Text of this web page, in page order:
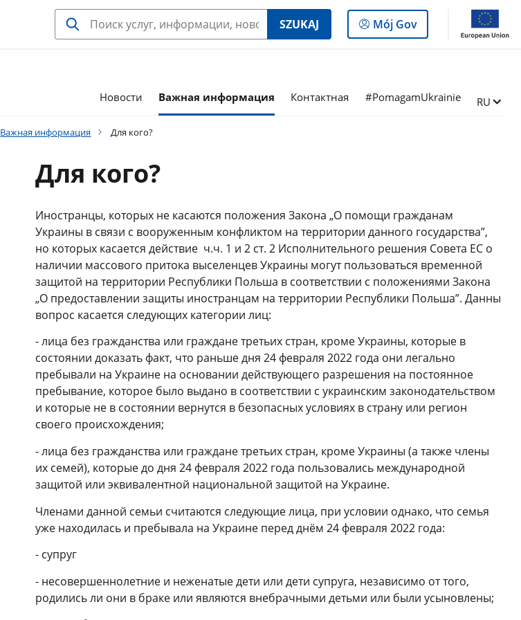
SZUKAJ
Log
in
panel
Mój Gov
Новости Важная информация Контактная #PomagamUkrainie RU
Важная информация Для кого?
Для кого?
Иностранцы, которых не касаются положения Закона „О помощи гражданам
Украины в связи с вооруженным конфликтом на территории данного государства”,
но которых касается действие ч.ч. 1 и 2 ст. 2 Исполнительного решения Совета ЕС о
наличии массового притока выселенцев Украины могут пользоваться временной
защитой на территории Республики Польша в соответствии с положениями Закона
„О предоставлении защиты иностранцам на территории Республики Польша”. Данны
вопрос касается следующих категории лиц:
-лица без гражданства или граждане третьих стран, кроме Украины, которые в
состоянии доказать факт, что раньше дня 24 февраля 2022 года они легально
пребывали на Украине на основании действующего разрешения на постоянное
пребывание, которое было выдано в соответствии с украинским законодательством
и которые не в состоянии вернутся в безопасных условиях в страну или регион
своего происхождения;
-лица без гражданства или граждане третьих стран, кроме Украины (а также члены
их семей), которые до дня 24 февраля 2022 года пользовались международной
защитой или эквивалентной национальной защитой на Украине.
Членами данной семьи считаются следующие лица, при условии однако, что семья
уже находилась и пребывала на Украине перед днём 24 февраля 2022 года:
- супруг
- несовершеннолетние и неженатые дети или дети супруга, независимо от того,
родились ли они в браке или являются внебрачными детьми или были усыновлены;